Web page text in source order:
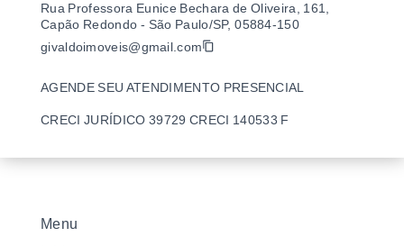
Menu
Rua Professora Eunice Bechara de Oliveira, 161,
Capão Redondo - São Paulo/SP, 05884-150
givaldoimoveis@gmail.com
AGENDE SEU ATENDIMENTO PRESENCIAL
CRECI JURÍDICO 39729 CRECI 140533 F